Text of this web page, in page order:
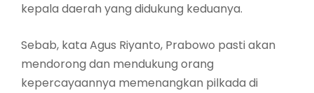
kepala daerah yang didukung keduanya.
Sebab, kata Agus Riyanto, Prabowo pasti akan
mendorong dan mendukung orang
kepercayaannya memenangkan pilkada di